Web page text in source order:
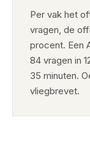
Per vak het
vragen, de
procent. Een
84 vragen in
35 minuten.
vliegbrevet.